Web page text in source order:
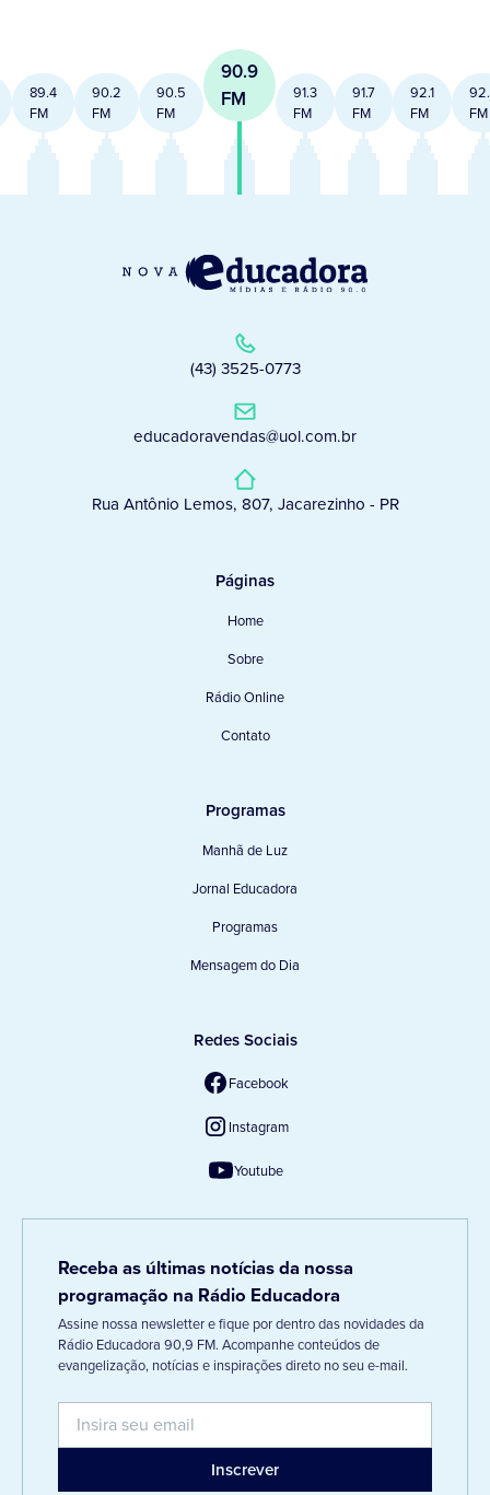
89.4
FM
90.2
FM
90.5
FM
90.9
FM
91.3
FM
91.7
FM
92.1
FM
FM
(43) 3525-0773
educadoravendas@uol.com.br
Rua Antônio Lemos, 807, Jacarezinho - PR
Páginas
Home
Sobre
Rádio Online
Contato
Programas
Manhã de Luz
Jornal Educadora
Programas
Mensagem do Dia
Redes Sociais
Facebook
Instagram
Youtube
Receba as últimas notícias da nossa
programação na Rádio Educadora
Assine nossa newsletter e fique por dentro das novidades da
Rádio Educadora 90,9 FM. Acompanhe conteúdos de
evangelização, notícias e inspirações direto no seu e-mail.